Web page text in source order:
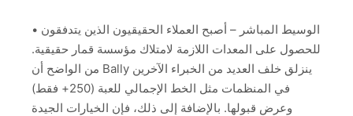
• الوسيط المباشر – أصبح العملاء الحقيقيون الذين يتدفقون
للحصول على المعدات اللازمة لامتلاك مؤسسة قمار حقيقية.
من الواضح أن Bally ينزلق خلف العديد من الخبراء الآخرين
في المنظمات مثل الخط الإجمالي للعبة (250+ فقط)
وعرض قبولها. بالإضافة إلى ذلك، فإن الخيارات الجيدة